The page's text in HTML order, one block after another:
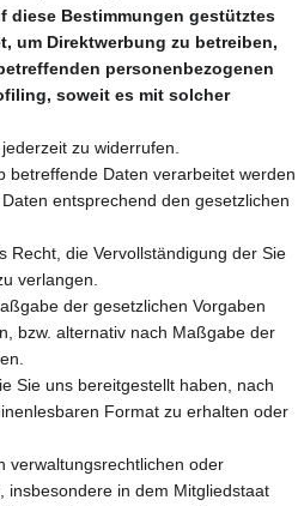
diese Bestimmungen gestütztes
um Direktwerbung zu betreiben,
personenbezogenen
soweit es mit solcher
zu widerrufen.
betreffende Daten verarbeitet werden
entsprechend den gesetzlichen
Recht, die Vervollständigung der Sie
verlangen.
der gesetzlichen Vorgaben
bzw. alternativ nach Maßgabe der
Sie uns bereitgestellt haben, nach
Format zu erhalten oder
verwaltungsrechtlichen oder
insbesondere in dem Mitgliedstaat